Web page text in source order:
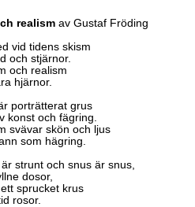
realism av Gustaf Fröding
vid tidens skism
och stjärnor.
och realism
hjärnor.
porträtterat grus
konst och fägring.
svävar skön och ljus
som hägring.
strunt och snus är snus,
dosor,
sprucket krus
rosor.